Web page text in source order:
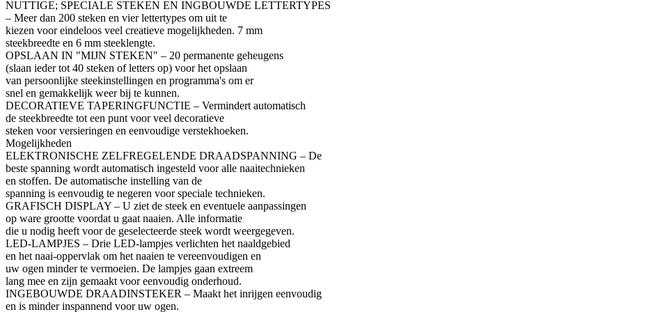
NUTTIGE; SPECIALE STEKEN EN INGBOUWDE LETTERTYPES
– Meer dan 200 steken en vier lettertypes om uit te
kiezen voor eindeloos veel creatieve mogelijkheden. 7 mm
steekbreedte en 6 mm steeklengte.
OPSLAAN IN "MIJN STEKEN" – 20 permanente geheugens
(slaan ieder tot 40 steken of letters op) voor het opslaan
van persoonlijke steekinstellingen en programma's om er
snel en gemakkelijk weer bij te kunnen.
DECORATIEVE TAPERINGFUNCTIE – Vermindert automatisch
de steekbreedte tot een punt voor veel decoratieve
steken voor versieringen en eenvoudige verstekhoeken.
Mogelijkheden
ELEKTRONISCHE ZELFREGELENDE DRAADSPANNING – De
beste spanning wordt automatisch ingesteld voor alle naaitechnieken
en stoffen. De automatische instelling van de
spanning is eenvoudig te negeren voor speciale technieken.
GRAFISCH DISPLAY – U ziet de steek en eventuele aanpassingen
op ware grootte voordat u gaat naaien. Alle informatie
die u nodig heeft voor de geselecteerde steek wordt weergegeven.
LED-LAMPJES – Drie LED-lampjes verlichten het naaldgebied
en het naai-oppervlak om het naaien te vereenvoudigen en
uw ogen minder te vermoeien. De lampjes gaan extreem
lang mee en zijn gemaakt voor eenvoudig onderhoud.
INGEBOUWDE DRAADINSTEKER – Maakt het inrijgen eenvoudig
en is minder inspannend voor uw ogen.